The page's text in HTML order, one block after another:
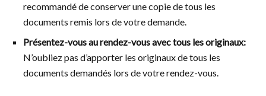
recommandé de conserver une copie de tous les
documents remis lors de votre demande.
Présentez-vous au rendez-vous avec tous les originaux:
N’oubliez pas d’apporter les originaux de tous les
documents demandés lors de votre rendez-vous.